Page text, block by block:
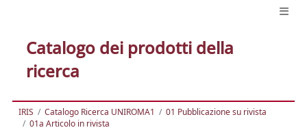
Catalogo dei prodotti della
ricerca
IRIS Catalogo Ricerca UNIROMA1
01 Pubblicazione su rivista
01a Articolo in rivista